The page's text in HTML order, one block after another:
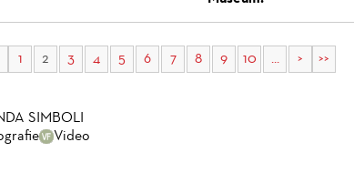
1 2 3 4 5 6 7 8 9 10 ... > >>
SIMBOLI
Video